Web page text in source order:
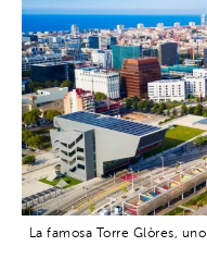
La famosa Torre Glòres,